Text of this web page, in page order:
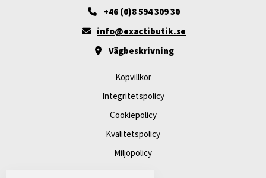
+46 (0)8 594 309 30
info@exactibutik.se
Vägbeskrivning
Köpvillkor
Integritetspolicy
Cookiepolicy
Kvalitetspolicy
Miljöpolicy